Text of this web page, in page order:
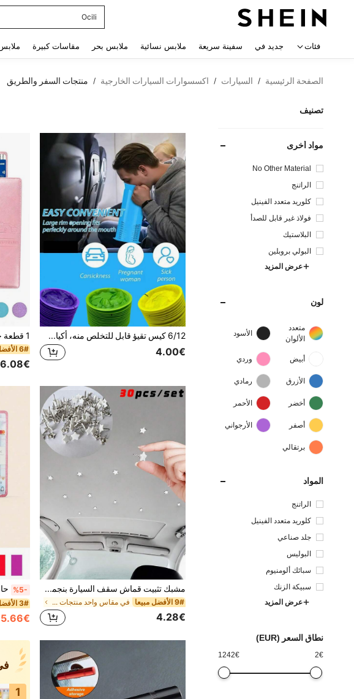
Ocili
فئات جديد في سفينة سريعة ملابس نسائية ملابس بحر مقاسات كبيرة
الصفحة الرئيسية / السيارات / اكسسوارات السيارات الخارجية / منتجات السفر والطريق
تصنيف
مواد أخرى
No Other Material
الراتنج
كلوريد متعدد الفينيل
فولاذ غير قابل للصدأ
البلاستيك
البولي بروبلين
عرض المزيد
لون
متعدد
الألوان
الأسود
أبيض وردي
الأزرق رمادي
أخضر الأحمر
أصفر الأرجواني
برتقالي
المواد
الراتنج
كلوريد متعدد الفينيل
جلد صناعي
البوليس
سبائك ألومنيوم
سبيكة الزنك
عرض المزيد
نطاق السعر (EUR)
1242€ 2€
6/12 كيس تقيؤ قابل للتخلص منه، أكياس قيء محكمة الإغلاق، أكياس لحالات الغثيان والإعياء أثناء السفر، مناسبة للبالغين والنساء الحوامل، مستلزمات التنظيف، أدوات منزلية
4.00€ 6# الأفضل مبيعا
6.08€
مشبك تثبيت قماش سقف السيارة بنجمة خماسية عالمي، لإصلاح الأسقف المنفصلة، مسامير مسطحة زخرفية إبداعية، وإكسسوارات تشطيب داخلية للسيارة.
9# الأفضل مبيعا في مقاس واحد منتجات السفر والطرق
4.28€
%5-
3# الأفضل مبيعا
5.66€
1